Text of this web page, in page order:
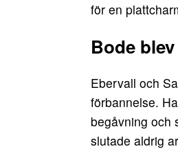
för en
Bode
Ebervall och
förbannelse.
begåvning och
slutade aldrig